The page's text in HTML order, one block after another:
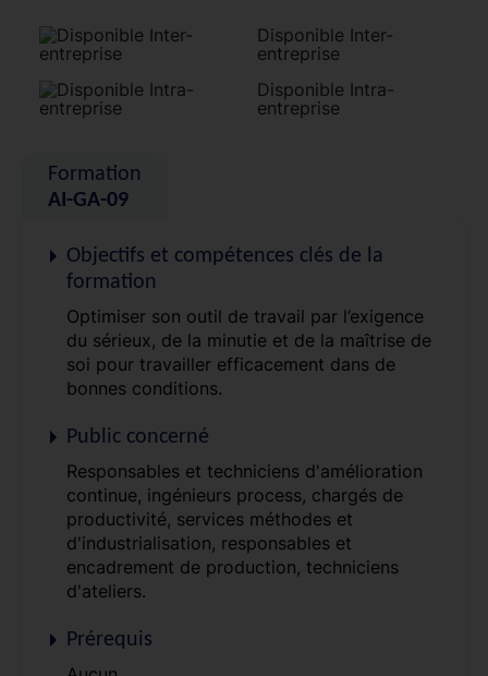
Disponible Inter-
entreprise
Disponible Intra-
entreprise
Formation
AI-GA-09
Objectifs et compétences clés de la
formation
Optimiser son outil de travail par l’exigence
du sérieux, de la minutie et de la maîtrise de
soi pour travailler efficacement dans de
bonnes conditions.
Public concerné
Responsables et techniciens d'amélioration
continue, ingénieurs process, chargés de
productivité, services méthodes et
d'industrialisation, responsables et
encadrement de production, techniciens
d'ateliers.
Prérequis